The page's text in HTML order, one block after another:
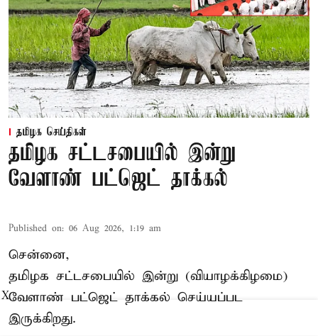
தமிழக செய்திகள்
தமிழக சட்டசபையில் இன்று
வேளாண் பட்ஜெட் தாக்கல்
Published on: 06 Aug 2026, 1:19 am
சென்னை,
தமிழக சட்டசபையில் இன்று (வியாழக்கிழமை)
வேளாண் பட்ஜெட் தாக்கல் செய்யப்பட
இருக்கிறது.
X